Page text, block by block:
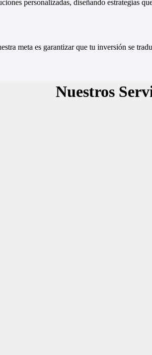
personalizadas, diseñando estrategias
meta es garantizar que tu inversión se
Nuestros